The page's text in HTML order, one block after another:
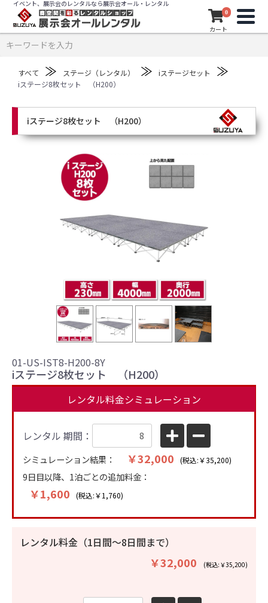
イベント、展示会のレンタルなら展示会オール・レンタル
0
カート
すべて ≫ ステージ（レンタル） ≫ iステージセット ≫
iステージ8枚セット （H200）
iステージ8枚セット （H200）
01-US-IST8-H200-8Y
iステージ8枚セット （H200）
レンタル料金シミュレーション
レンタル 期間：
シミュレーション結果： ￥32,000 (税込:￥35,200)
9日目以降、1泊ごとの追加料金：
￥1,600 (税込:￥1,760)
レンタル料金（1日間〜8日間まで）
￥32,000 (税込:￥35,200)